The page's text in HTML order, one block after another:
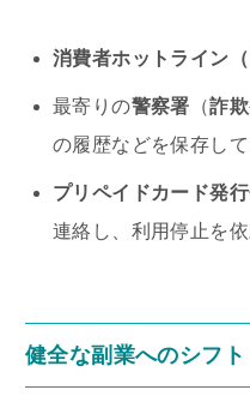
消費者ホットライン
最寄りの警察署 （詐欺
の履歴などを保存して
プリペイドカード発
連絡し、利用停止を依
健全な副業へのシフト